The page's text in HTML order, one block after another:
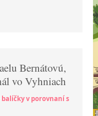
Bernátovú,
vo Vyhniach
v porovnaní s